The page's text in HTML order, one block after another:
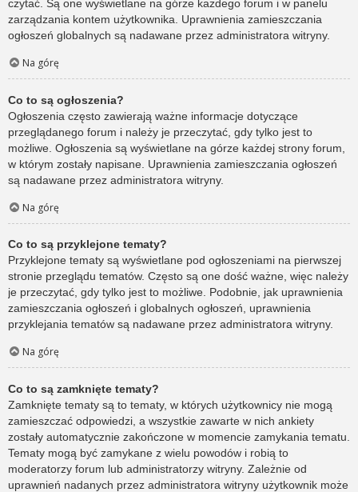
czytać. Są one wyświetlane na górze każdego forum i w panelu
zarządzania kontem użytkownika. Uprawnienia zamieszczania
ogłoszeń globalnych są nadawane przez administratora witryny.
Na górę
Co to są ogłoszenia?
Ogłoszenia często zawierają ważne informacje dotyczące
przeglądanego forum i należy je przeczytać, gdy tylko jest to
możliwe. Ogłoszenia są wyświetlane na górze każdej strony forum,
w którym zostały napisane. Uprawnienia zamieszczania ogłoszeń
są nadawane przez administratora witryny.
Na górę
Co to są przyklejone tematy?
Przyklejone tematy są wyświetlane pod ogłoszeniami na pierwszej
stronie przeglądu tematów. Często są one dość ważne, więc należy
je przeczytać, gdy tylko jest to możliwe. Podobnie, jak uprawnienia
zamieszczania ogłoszeń i globalnych ogłoszeń, uprawnienia
przyklejania tematów są nadawane przez administratora witryny.
Na górę
Co to są zamknięte tematy?
Zamknięte tematy są to tematy, w których użytkownicy nie mogą
zamieszczać odpowiedzi, a wszystkie zawarte w nich ankiety
zostały automatycznie zakończone w momencie zamykania tematu.
Tematy mogą być zamykane z wielu powodów i robią to
moderatorzy forum lub administratorzy witryny. Zależnie od
uprawnień nadanych przez administratora witryny użytkownik może